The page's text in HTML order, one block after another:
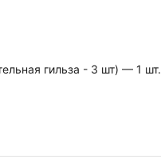
гильза - 3 шт) — 1 шт.